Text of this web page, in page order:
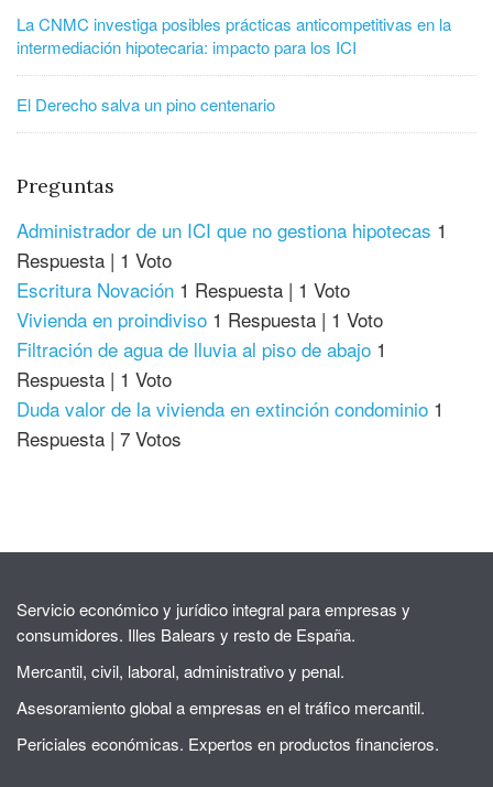
La CNMC investiga posibles prácticas anticompetitivas en la
intermediación hipotecaria: impacto para los ICI
El Derecho salva un pino centenario
Preguntas
Administrador de un ICI que no gestiona hipotecas 1
Respuesta | 1 Voto
Escritura Novación 1 Respuesta | 1 Voto
Vivienda en proindiviso 1 Respuesta | 1 Voto
Filtración de agua de lluvia al piso de abajo 1
Respuesta | 1 Voto
Duda valor de la vivienda en extinción condominio 1
Respuesta | 7 Votos
Servicio económico y jurídico integral para empresas y
consumidores. Illes Balears y resto de España.
Mercantil, civil, laboral, administrativo y penal.
Asesoramiento global a empresas en el tráfico mercantil.
Periciales económicas. Expertos en productos financieros.